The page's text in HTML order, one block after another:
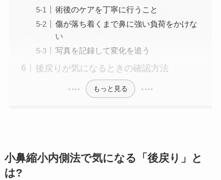
術後のケアを丁寧に行うこと
傷が落ち着くまで鼻に強い負荷をかけな
い
写真を記録して変化を追う
後戻りが気になるときの確認方法
もっと見る
小鼻縮小内側法で気になる「後戻り」と
は?